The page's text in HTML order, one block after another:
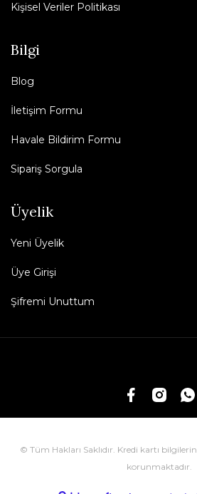
Kişisel Veriler Politikası
Bilgi
Blog
İletişim Formu
Havale Bildirim Formu
Sipariş Sorgula
Üyelik
Yeni Üyelik
Üye Girişi
Şifremi Unuttum
© Tüm Hakları Saklıdır. Kredi kartı
korunmaktadır.